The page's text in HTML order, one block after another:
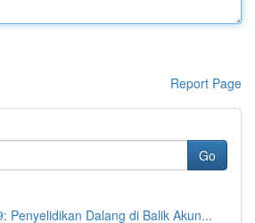
Report Page
Go
Penyelidikan Dalang di Balik Akun...